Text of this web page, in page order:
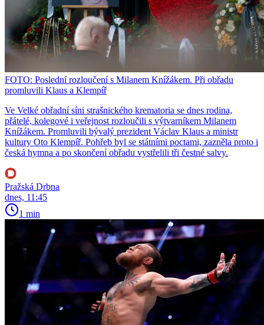
FOTO: Poslední rozloučení s Milanem Knížákem. Při obřadu
promluvili Klaus a Klempíř
Ve Velké obřadní síni strašnického krematoria se dnes rodina,
přátelé, kolegové i veřejnost rozloučili s výtvarníkem Milanem
Knížákem. Promluvili bývalý prezident Václav Klaus a ministr
kultury Oto Klempíř. Pohřeb byl se státními poctami, zazněla proto i
česká hymna a po skončení obřadu vystřelili tři čestné salvy.
Pražská Drbna
dnes, 11:45
1 min